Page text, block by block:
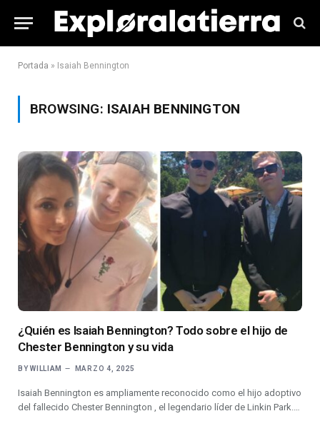
Portada » Isaiah Bennington
BROWSING: ISAIAH BENNINGTON
¿Quién es Isaiah Bennington? Todo sobre el hijo de
Chester Bennington y su vida
BY WILLIAM MARZO 4, 2025
Isaiah Bennington es ampliamente reconocido como el hijo adoptivo
del fallecido Chester Bennington , el legendario líder de Linkin Park.…